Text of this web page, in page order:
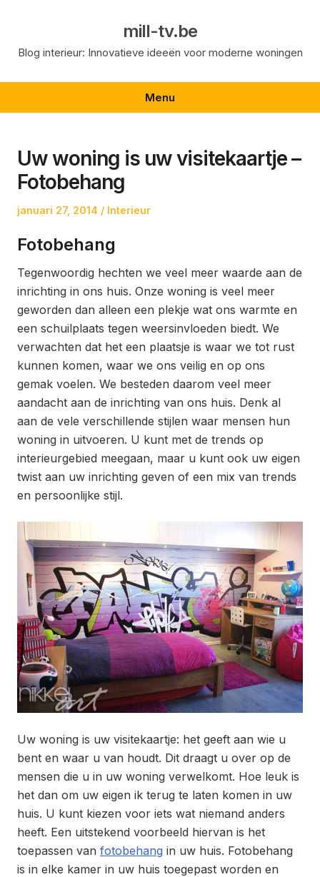
content
mill-tv.be
Blog interieur: Innovatieve ideeën voor moderne woningen
Menu
Uw woning is uw visitekaartje –
Fotobehang
Posted
januari 27, 2014
Posted
Interieur
Fotobehang
Tegenwoordig hechten we veel meer waarde aan de
inrichting in ons huis. Onze woning is veel meer
geworden dan alleen een plekje wat ons warmte en
een schuilplaats tegen weersinvloeden biedt. We
verwachten dat het een plaatsje is waar we tot rust
kunnen komen, waar we ons veilig en op ons
gemak voelen. We besteden daarom veel meer
aandacht aan de inrichting van ons huis. Denk al
aan de vele verschillende stijlen waar mensen hun
woning in uitvoeren. U kunt met de trends op
interieurgebied meegaan, maar u kunt ook uw eigen
twist aan uw inrichting geven of een mix van trends
en persoonlijke stijl.
Uw woning is uw visitekaartje: het geeft aan wie u
bent en waar u van houdt. Dit draagt u over op de
mensen die u in uw woning verwelkomt. Hoe leuk is
het dan om uw eigen ik terug te laten komen in uw
huis. U kunt kiezen voor iets wat niemand anders
heeft. Een uitstekend voorbeeld hiervan is het
toepassen van fotobehang in uw huis. Fotobehang
is in elke kamer in uw huis toegepast worden en